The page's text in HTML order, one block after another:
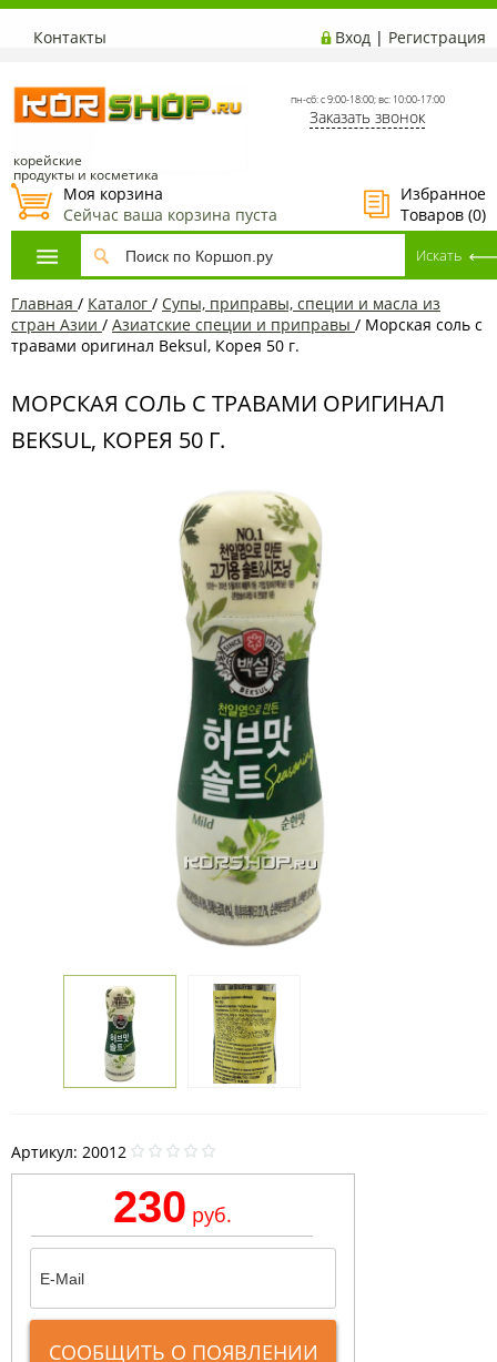
Контакты Вход | Регистрация
корейские
продукты и косметика
пн-сб: с 9:00-18:00; вс: 10:00-17:00
Заказать звонок
Избранное
Товаров (0)
Моя корзина
Сейчас ваша корзина пуста
Главная / Каталог / Супы, приправы, специи и масла из
стран Азии / Азиатские специи и приправы / Морская соль с
травами оригинал Beksul, Корея 50 г.
МОРСКАЯ СОЛЬ С ТРАВАМИ ОРИГИНАЛ
BEKSUL, КОРЕЯ 50 Г.
Артикул: 20012
230 руб.
СООБЩИТЬ О ПОЯВЛЕНИИ